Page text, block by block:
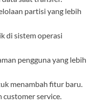
partisi yang lebih
di sistem operasi
pengguna yang lebih
menambah fitur baru.
service.